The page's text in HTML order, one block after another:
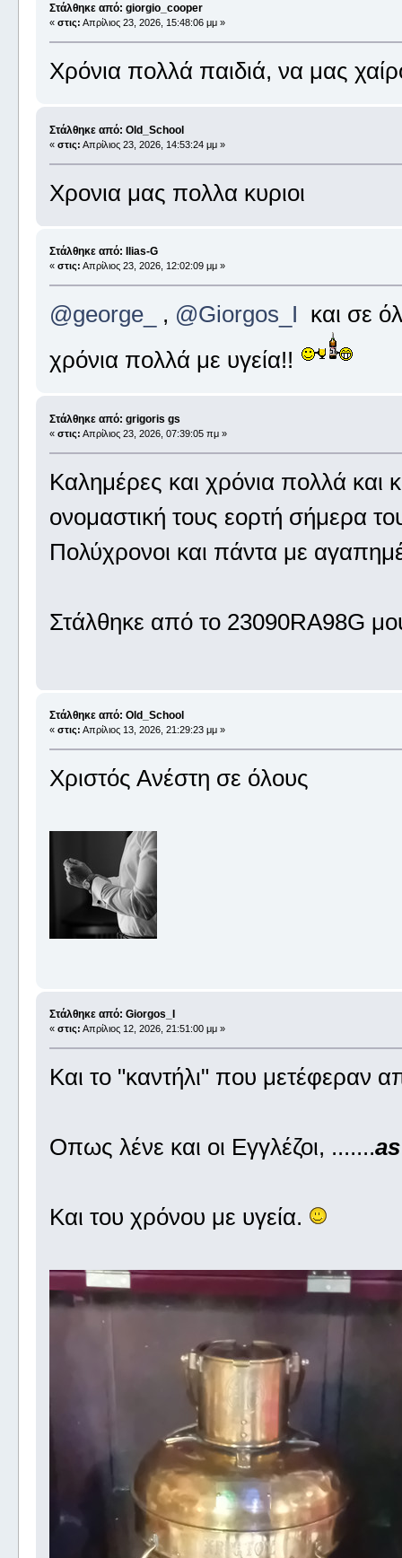
Στάλθηκε από: giorgio_cooper
« στις: Απρίλιος 23, 2026, 15:48:06 μμ »
Χρόνια πολλά παιδιά, να μας
Στάλθηκε από: Old_School
« στις: Απρίλιος 23, 2026, 14:53:24 μμ »
Χρονια μας πολλα κυριοι
Στάλθηκε από: Ilias-G
« στις: Απρίλιος 23, 2026, 12:02:09 μμ »
@george_ , @Giorgos_I και σε
χρόνια πολλά με υγεία!!
Στάλθηκε από: grigoris gs
« στις: Απρίλιος 23, 2026, 07:39:05 πμ »
Καλημέρες και χρόνια πολλά και
ονομαστική τους εορτή σήμερα
Πολύχρονοι και πάντα με
Στάλθηκε από το 23090RA98G
Στάλθηκε από: Old_School
« στις: Απρίλιος 13, 2026, 21:29:23 μμ »
Χριστός Ανέστη σε όλους
Στάλθηκε από: Giorgos_I
« στις: Απρίλιος 12, 2026, 21:51:00 μμ »
Και το "καντήλι" που μετέφεραν
Οπως λένε και οι Εγγλέζοι, .......
Και του χρόνου με υγεία.